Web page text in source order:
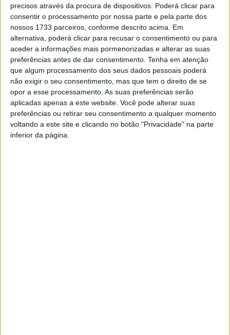
precisos através da procura de dispositivos. Poderá clicar para
consentir o processamento por nossa parte e pela parte dos
nossos 1733 parceiros, conforme descrito acima. Em
alternativa, poderá clicar para recusar o consentimento ou para
aceder a informações mais pormenorizadas e alterar as suas
preferências antes de dar consentimento. Tenha em atenção
que algum processamento dos seus dados pessoais poderá
não exigir o seu consentimento, mas que tem o direito de se
opor a esse processamento. As suas preferências serão
aplicadas apenas a este website. Você pode alterar suas
preferências ou retirar seu consentimento a qualquer momento
voltando a este site e clicando no botão "Privacidade" na parte
inferior da página.
São mais três dos sete jogos que faltam para o final,
numa fase onde cada vitória deixa os viseenses mais
perto do objetivo da subida de divisão.
AEstação Diária vai acompanhar todas estas partidas,
com relato.
Esta e outras notícias para ouvir na Estação Diária – 96.8
FM ou emwww.968.fm .